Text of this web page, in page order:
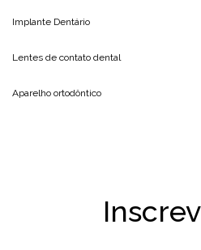
Implante Dentário
Lentes de contato dental
Aparelho ortodôntico